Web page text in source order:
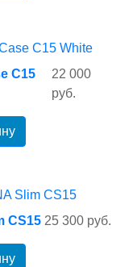
C15
22 000
руб.
CS15 25 300 руб.